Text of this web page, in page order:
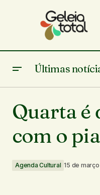
Últimas
O movimento punk rock
Quarta é
com o
Agenda Cultural 15 de